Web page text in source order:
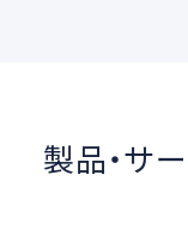
製品・サ